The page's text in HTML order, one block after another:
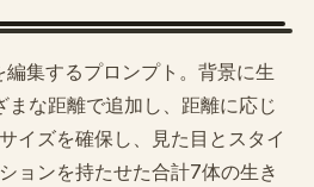
編集するプロンプト。背景に生
まな距離で追加し、距離に応じ
イズを確保し、見た目とスタイ
ョンを持たせた合計7体の生き